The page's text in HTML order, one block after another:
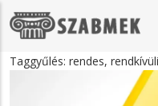
Ugrás
Taggyűlés: rendes,